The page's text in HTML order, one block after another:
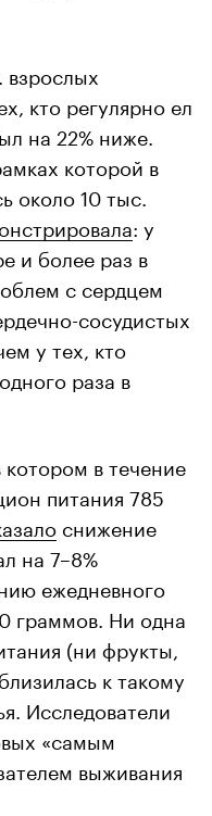
взрослых
кто регулярно ел
на 22% ниже.
которой в
около 10 тыс.
: у
и более раз в
с сердцем
сосудистых
у тех, кто
раза в
в течение
питания 785
снижение
на 7–8%
ежедневного
граммов. Ни одна
(ни фрукты,
к такому
Исследователи
«самым
выживания